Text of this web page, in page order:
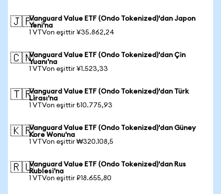
🇯🇵Vanguard Value ETF (Ondo Tokenized)'dan Japon
Yeni'na
1 VTVon eşittir ¥35.862,24
🇨🇳Vanguard Value ETF (Ondo Tokenized)'dan Çin
Yuanı'na
1 VTVon eşittir ¥1.523,33
🇹🇷Vanguard Value ETF (Ondo Tokenized)'dan Türk
Lirası'na
1 VTVon eşittir ₺10.775,93
🇰🇷Vanguard Value ETF (Ondo Tokenized)'dan Güney
Kore Wonu'na
1 VTVon eşittir ₩320.108,5
🇷🇺Vanguard Value ETF (Ondo Tokenized)'dan Rus
Rublesi'na
1 VTVon eşittir ₽18.655,80